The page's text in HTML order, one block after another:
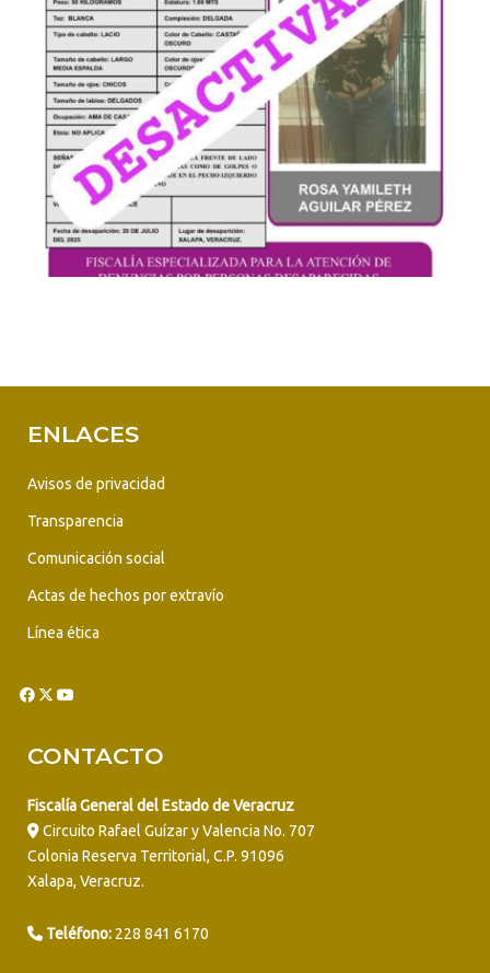
ENLACES
Avisos de privacidad
Transparencia
Comunicación social
Actas de hechos por extravío
Línea ética
CONTACTO
Fiscalía General del Estado de Veracruz
Circuito Rafael Guízar y Valencia No. 707
Colonia Reserva Territorial, C.P. 91096
Xalapa, Veracruz.
Teléfono: 228 841 6170